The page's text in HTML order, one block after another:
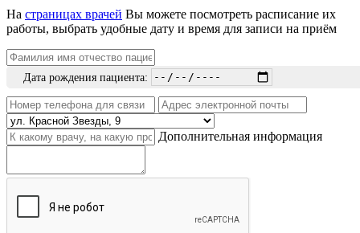
На страницах врачей Вы можете посмотреть расписание их
работы, выбрать удобные дату и время для записи на приём
Дата рождения пациента:
Дополнительная информация